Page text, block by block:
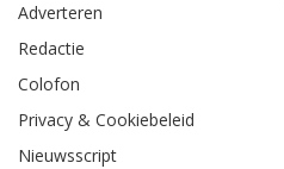
Adverteren
Redactie
Colofon
Privacy & Cookiebeleid
Nieuwsscript